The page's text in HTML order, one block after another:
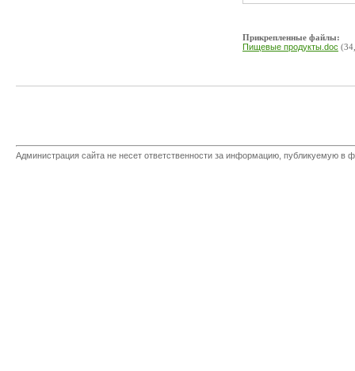
Прикрепленные файлы:
Пищевые продукты.doc
Администрация сайта не несет ответственности за информацию, публикуемую